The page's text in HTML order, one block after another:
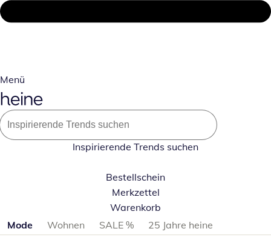
Menü
Inspirierende Trends suchen
Bestellschein
Merkzettel
Warenkorb
Produktkategorien überspringen
Mode Wohnen SALE %
25 Jahre heine